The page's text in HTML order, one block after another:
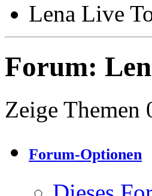
Lena Live
Forum:
Zeige Themen
Forum-Optionen